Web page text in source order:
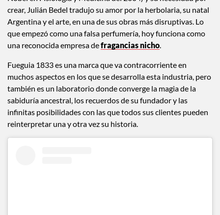
crear, Julián Bedel tradujo su amor por la herbolaria, su natal
Argentina y el arte, en una de sus obras más disruptivas. Lo
que empezó como una falsa perfumería, hoy funciona como
una reconocida empresa defragancias nicho.
Fueguia 1833 es una marca que va contracorriente en
muchos aspectos en los que se desarrolla esta industria, pero
también es un laboratorio donde converge la magia de la
sabiduría ancestral, los recuerdos de su fundador y las
infinitas posibilidades con las que todos sus clientes pueden
reinterpretar una y otra vez su historia.